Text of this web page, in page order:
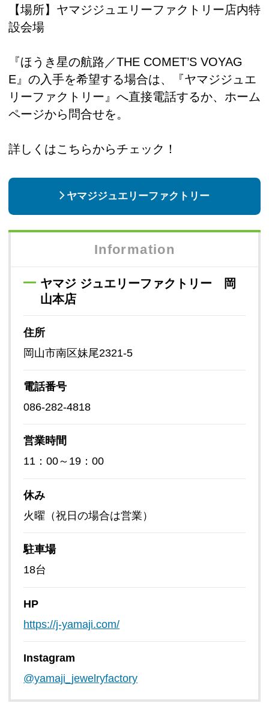
【場所】ヤマジジュエリーファクトリー店内特
設会場
『ほうき星の航路／THE COMET’S VOYAG
E』の入手を希望する場合は、『ヤマジジュエ
リーファクトリー』へ直接電話するか、ホーム
ページから問合せを。
詳しくはこちらからチェック！
ヤマジジュエリーファクトリー
Information
ヤマジ ジュエリーファクトリー 岡
山本店
住所
岡山市南区妹尾2321-5
電話番号
086-282-4818
営業時間
11：00～19：00
休み
火曜（祝日の場合は営業）
駐車場
18台
HP
https://j-yamaji.com/
Instagram
@yamaji_jewelryfactory